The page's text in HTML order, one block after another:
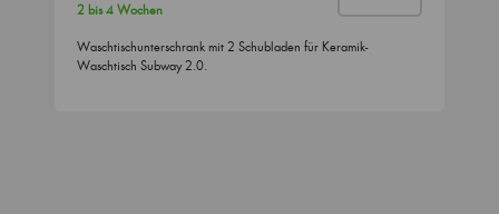
2 bis 4 Wochen
Waschtischunterschrank mit 2 Schubladen für Keramik-
Waschtisch Subway 2.0.